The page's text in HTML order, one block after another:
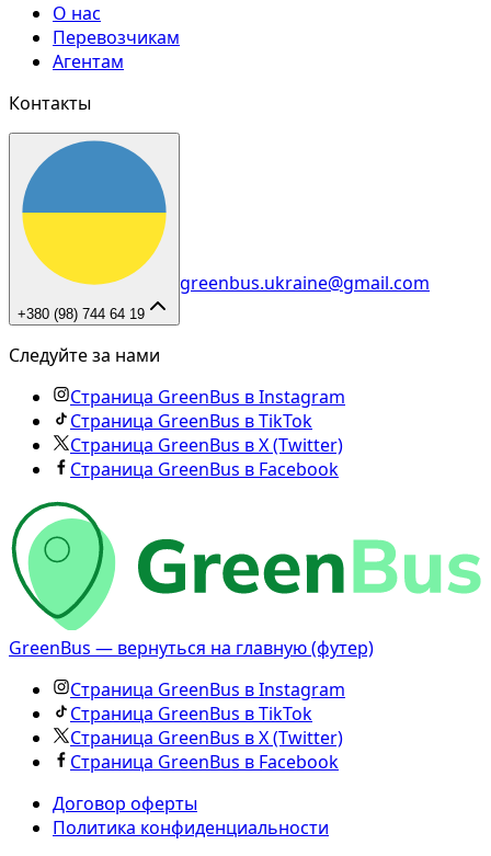
О нас
Перевозчикам
Агентам
Контакты
+380 (98) 744 64 19
greenbus.ukraine@gmail.com
Следуйте за нами
Страница GreenBus в Instagram
Страница GreenBus в TikTok
Страница GreenBus в X (Twitter)
Страница GreenBus в Facebook
GreenBus — вернуться на главную (футер)
Страница GreenBus в Instagram
Страница GreenBus в TikTok
Страница GreenBus в X (Twitter)
Страница GreenBus в Facebook
Договор оферты
Политика конфиденциальности